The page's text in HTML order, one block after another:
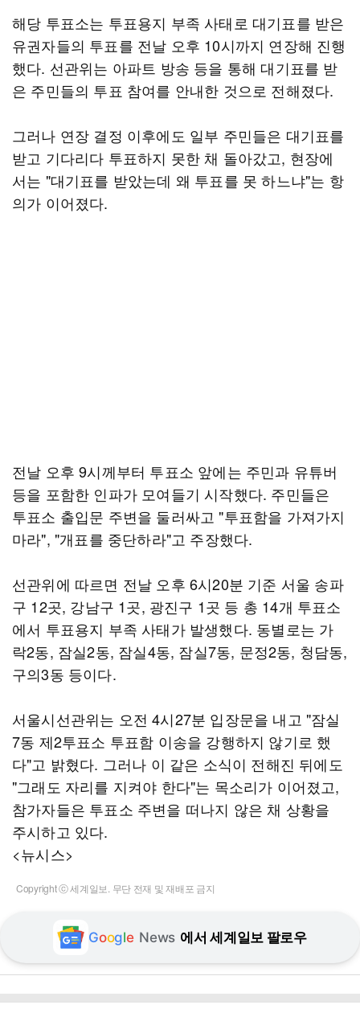
해당 투표소는 투표용지 부족 사태로 대기표를 받은
유권자들의 투표를 전날 오후 10시까지 연장해 진행
했다. 선관위는 아파트 방송 등을 통해 대기표를 받
은 주민들의 투표 참여를 안내한 것으로 전해졌다.
그러나 연장 결정 이후에도 일부 주민들은 대기표를
받고 기다리다 투표하지 못한 채 돌아갔고, 현장에
서는 "대기표를 받았는데 왜 투표를 못 하느냐"는 항
의가 이어졌다.
전날 오후 9시께부터 투표소 앞에는 주민과 유튜버
등을 포함한 인파가 모여들기 시작했다. 주민들은
투표소 출입문 주변을 둘러싸고 "투표함을 가져가지
마라", "개표를 중단하라"고 주장했다.
선관위에 따르면 전날 오후 6시20분 기준 서울 송파
구 12곳, 강남구 1곳, 광진구 1곳 등 총 14개 투표소
에서 투표용지 부족 사태가 발생했다. 동별로는 가
락2동, 잠실2동, 잠실4동, 잠실7동, 문정2동, 청담동,
구의3동 등이다.
서울시선관위는 오전 4시27분 입장문을 내고 "잠실
7동 제2투표소 투표함 이송을 강행하지 않기로 했
다"고 밝혔다. 그러나 이 같은 소식이 전해진 뒤에도
"그래도 자리를 지켜야 한다"는 목소리가 이어졌고,
참가자들은 투표소 주변을 떠나지 않은 채 상황을
주시하고 있다.
<뉴시스>
Copyright ⓒ 세계일보. 무단 전재 및 재배포 금지
Google News 에서 세계일보 팔로우